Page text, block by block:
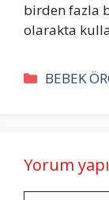
birden fazla
olarakta
BEBEK
Yorum